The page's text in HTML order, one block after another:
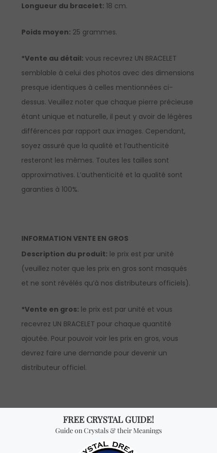
Longueur du bracelet: 18 cm.
Poids moyen: 25 grammes.
*Vente au détail: vous recevrez UN BRACELET
semblable à celui des photos avec des dimensions
presque identiques à celles mentionnées ci-
dessus. Veuillez noter que chaque pierre précieuse
étant unique et naturelle, il peut y avoir de légères
différences par rapport aux images. Cependant,
soyez assuré que la qualité et l’authenticité
resteront les mêmes. Toutes les tailles sont
approximatives. L’authenticité et la qualité sont
garanties à 100%.
INFORMATION VENTE EN GROS
Description du produit: le prix est par unité
(veuillez noter que les prix en gros sont masqués
et ne sont révélés qu’à nos distributeurs officiels).
*Vente en gros: le prix est par unité et vous
recevrez UN BRACELET pour chaque quantité
ajoutée. Pour pouvoir voir les prix en gros, vous
devrez faire une demande pour devenir un
distributeur officiel.
Vous cherchez quelque
chose de spécial? Jetez
un coup d'œil à nos